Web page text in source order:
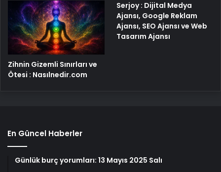
Zihnin Gizemli Sınırları ve
Ötesi : Nasılnedir.com
Serjoy : Dijital Medya
Ajansı, Google Reklam
Ajansı, SEO Ajansı ve Web
Tasarım Ajansı
En Güncel Haberler
Günlük burç yorumları: 13 Mayıs 2025 Salı